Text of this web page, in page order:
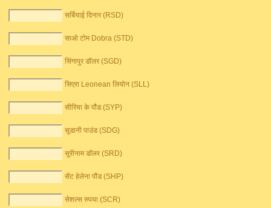
सर्बियाई दिनार (RSD)
साओ टोम Dobra (STD)
सिंगापुर डॉलर (SGD)
सिएरा Leonean लियोन (SLL)
सीरिया के पौंड (SYP)
सूडानी पाउंड (SDG)
सूरीनाम डॉलर (SRD)
सेंट हेलेना पौंड (SHP)
सेशल्स रुपया (SCR)